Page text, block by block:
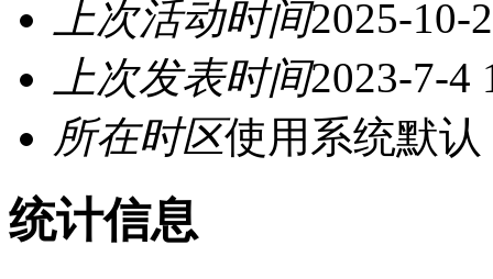
上次活动时间2025-10-
上次发表时间2023-7-4
所在时区使用系统默认
统计信息